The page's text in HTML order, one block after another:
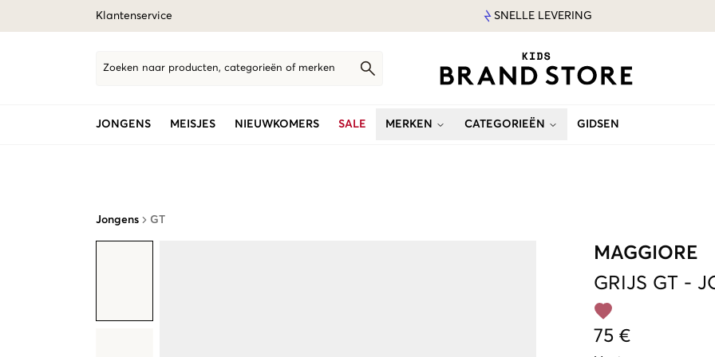
Klantenservice SNELLE LEVERING
Zoeken naar producten, categorieën of merken
JONGENS MEISJES NIEUWKOMERS SALE MERKEN CATEGORIEËN GIDSEN
Jongens GT
MAGGIORE
GRIJS GT -
75 €